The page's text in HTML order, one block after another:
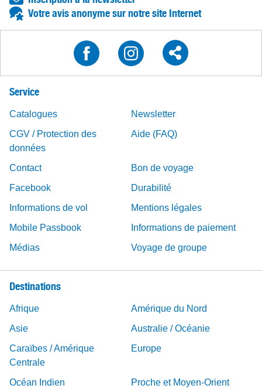
Votre avis anonyme sur notre site Internet
Service
Catalogues
Newsletter
CGV / Protection des
données
Aide (FAQ)
Contact
Bon de voyage
Facebook
Durabilité
Informations de vol
Mentions légales
Mobile Passbook
Informations de paiement
Médias
Voyage de groupe
Destinations
Afrique
Amérique du Nord
Asie
Australie / Océanie
Caraïbes / Amérique
Centrale
Europe
Océan Indien Proche et Moyen-Orient